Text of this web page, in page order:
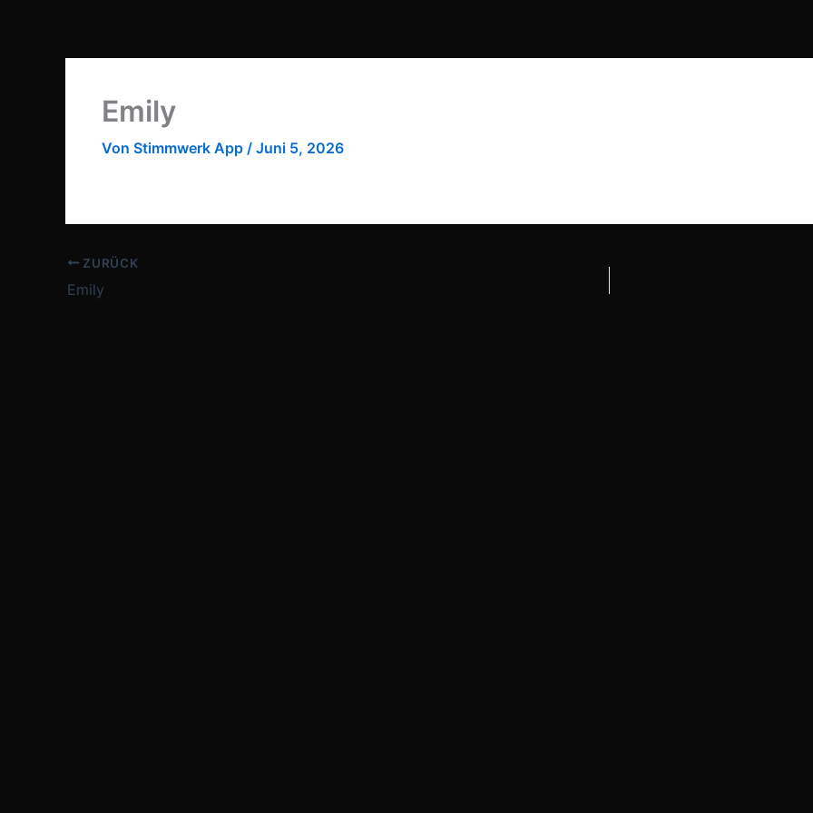
Emily
Von Stimmwerk App / Juni 5, 2026
ZURÜCK
Emily